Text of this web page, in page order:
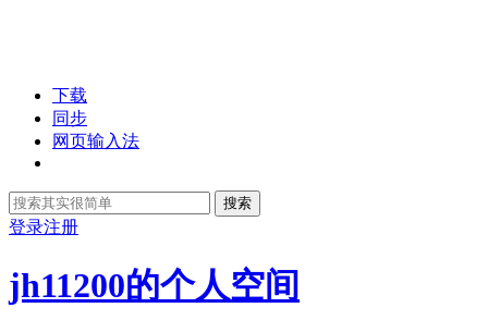
下载
同步
网页输入法
搜索
登录注册
jh11200的个人空间